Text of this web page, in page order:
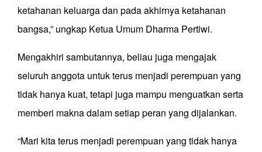
ketahanan keluarga dan pada akhirnya ketahanan
bangsa,” ungkap Ketua Umum Dharma Pertiwi.
Mengakhiri sambutannya, beliau juga mengajak
seluruh anggota untuk terus menjadi perempuan yang
tidak hanya kuat, tetapi juga mampu menguatkan serta
memberi makna dalam setiap peran yang dijalankan.
“Mari kita terus menjadi perempuan yang tidak hanya